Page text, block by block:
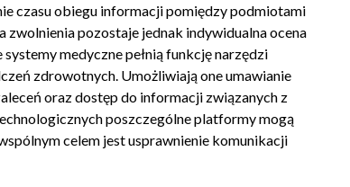
czasu obiegu informacji pomiędzy podmiotami
pozostaje jednak indywidualna ocena
medyczne pełnią funkcję narzędzi
zdrowotnych. Umożliwiają one umawianie
oraz dostęp do informacji związanych z
poszczególne platformy mogą
celem jest usprawnienie komunikacji